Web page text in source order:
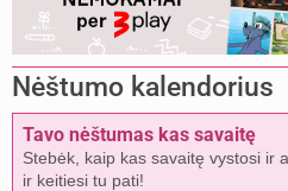
Nėštumo kalendorius
Tavo nėštumas kas savaitę
Stebėk, kaip kas savaitę vystosi ir
ir keitiesi tu pati!